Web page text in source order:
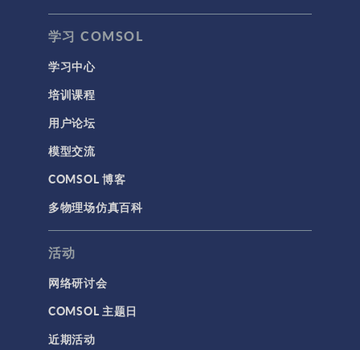
岩土力学
材料模型
结构力学
结构动力学
通用
API
代理模型
仿真 App
基于方程建模
安装与许可证管理
建模工具和定义
学习 COMSOL
学习中心
培训课程
用户论坛
模型交流
COMSOL 博客
多物理场仿真百科
活动
网络研讨会
COMSOL 主题日
近期活动